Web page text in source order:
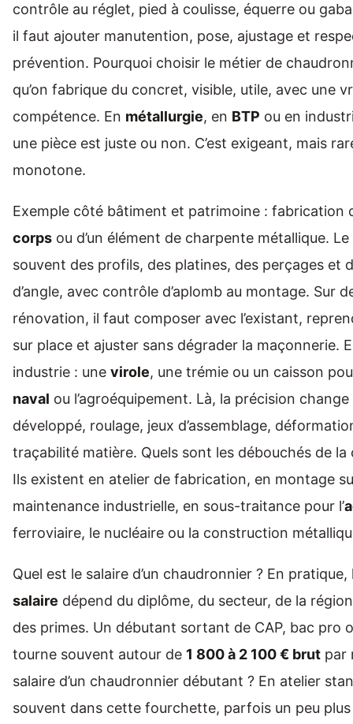
contrôle au réglet, pied à coulisse, équerre ou
il faut ajouter manutention, pose, ajustage et
prévention. Pourquoi choisir le métier de
qu’on fabrique du concret, visible, utile, avec une
compétence. En métallurgie, en BTP ou en
une pièce est juste ou non. C’est exigeant, mais
monotone.
Exemple côté bâtiment et patrimoine : fabrication
corps ou d’un élément de charpente métallique.
souvent des profils, des platines, des perçages et
d’angle, avec contrôle d’aplomb au montage. Sur
rénovation, il faut composer avec l’existant,
sur place et ajuster sans dégrader la maçonnerie.
industrie : une virole, une trémie ou un caisson
naval ou l’agroéquipement. Là, la précision change
développé, roulage, jeux d’assemblage,
traçabilité matière. Quels sont les débouchés de la
Ils existent en atelier de fabrication, en montage
maintenance industrielle, en sous-traitance pour l’
ferroviaire, le nucléaire ou la construction
Quel est le salaire d’un chaudronnier ? En
salaire dépend du diplôme, du secteur, de la
des primes. Un débutant sortant de CAP, bac pro
tourne souvent autour de 1 800 à 2 100 € brut par
salaire d’un chaudronnier débutant ? En atelier
souvent dans cette fourchette, parfois un peu